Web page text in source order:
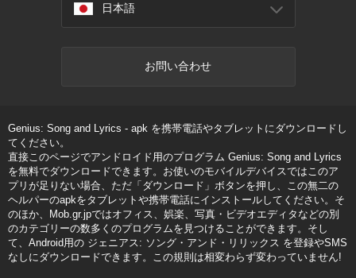
日本語
お問い合わせ
Genius: Song and Lyrics - apk を携帯電話やタブレットにダウンロードし
てください。
直接このページでアンドロイド用のプログラム Genius: Song and Lyrics
を無料でダウンロードできます。お使いのモバイルデバイスではこのア
プリが足りない場合、ただ「ダウンロード」ボタンを押し、この無二の
ヘルパーのapkをタブレットや携帯電話にインストールしてください。そ
のほか、Mob.gr.jpではオフィス、娯楽、写真・ビデオエディタなどの別
のカテゴリーの数多くのプログラムを見つけることができます。そし
て、Android用の ジェニアス: ソング・アンド・リリックス を登録やSMS
なしにダウンロードできます。この規則は相変わらず変わっていません!